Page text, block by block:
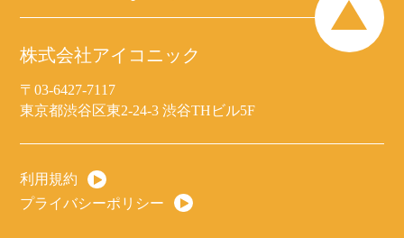
株式会社アイコニック
〒03-6427-7117
東京都渋谷区東2-24-3 渋谷THビル5F
利用規約
プライバシーポリシー